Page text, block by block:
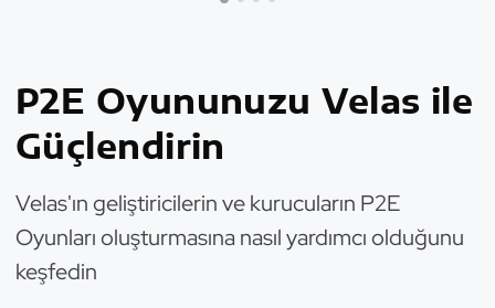
P2E Oyununuzu Velas ile
Güçlendirin
Velas'ın geliştiricilerin ve kurucuların P2E
Oyunları oluşturmasına nasıl yardımcı olduğunu
keşfedin